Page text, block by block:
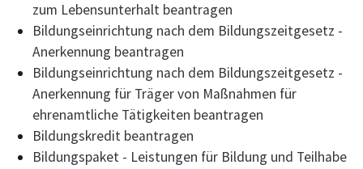
zum Lebensunterhalt beantragen
Bildungseinrichtung nach dem Bildungszeitgesetz -
Anerkennung beantragen
Bildungseinrichtung nach dem Bildungszeitgesetz -
Anerkennung für Träger von Maßnahmen für
ehrenamtliche Tätigkeiten beantragen
Bildungskredit beantragen
Bildungspaket - Leistungen für Bildung und Teilhabe